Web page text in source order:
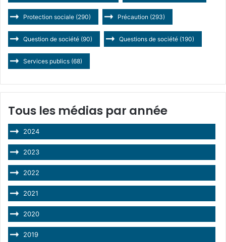
Protection sociale (290) Précaution (293)
Question de société (90) Questions de société (190)
Services publics (68)
Tous les médias par année
2024
2023
2022
2021
2020
2019